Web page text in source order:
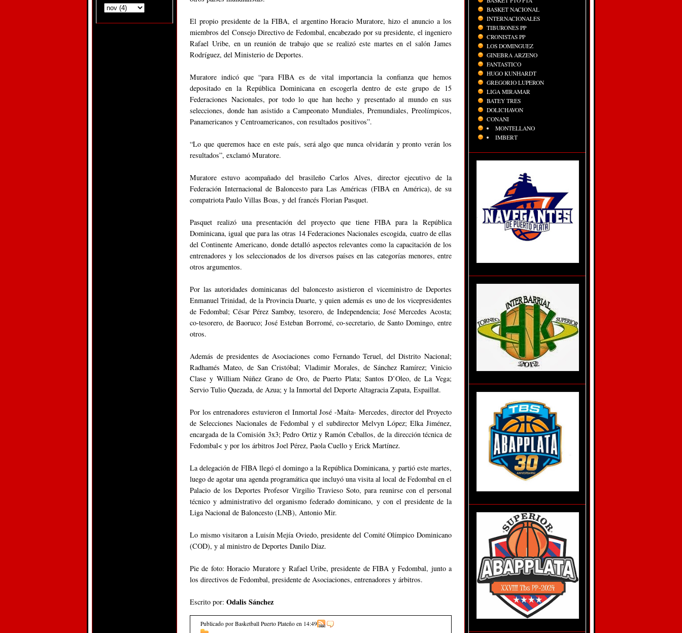
El propio presidente de la FIBA, el argentino Horacio Muratore, hizo el anuncio a los
miembros del Consejo Directivo de Fedombal, encabezado por su presidente, el ingeniero
Rafael Uribe, en un reunión de trabajo que se realizó este martes en el salón James
Rodríguez, del Ministerio de Deportes.
Muratore indicó que “para FIBA es de vital importancia la confianza que hemos
depositado en la República Dominicana en escogerla dentro de este grupo de 15
Federaciones Nacionales, por todo lo que han hecho y presentado al mundo en sus
selecciones, donde han asistido a Campeonato Mundiales, Premundiales, Preolímpicos,
Panamericanos y Centroamericanos, con resultados positivos”.
“Lo que queremos hace en este país, será algo que nunca olvidarán y pronto verán los
resultados”, exclamó Muratore.
Muratore estuvo acompañado del brasileño Carlos Alves, director ejecutivo de la
Federación Internacional de Baloncesto para Las Américas (FIBA en América), de su
compatriota Paulo Villas Boas, y del francés Florian Pasquet.
Pasquet realizó una presentación del proyecto que tiene FIBA para la República
Dominicana, igual que para las otras 14 Federaciones Nacionales escogida, cuatro de ellas
del Continente Americano, donde detalló aspectos relevantes como la capacitación de los
entrenadores y los seleccionados de los diversos países en las categorías menores, entre
otros argumentos.
Por las autoridades dominicanas del baloncesto asistieron el viceministro de Deportes
Enmanuel Trinidad, de la Provincia Duarte, y quien además es uno de los vicepresidentes
de Fedombal; César Pérez Samboy, tesorero, de Independencia; José Mercedes Acosta;
co-tesorero, de Baoruco; José Esteban Borromé, co-secretario, de Santo Domingo, entre
otros.
Además de presidentes de Asociaciones como Fernando Teruel, del Distrito Nacional;
Radhamés Mateo, de San Cristóbal; Vladimir Morales, de Sánchez Ramírez; Vinicio
Clase y William Núñez Grano de Oro, de Puerto Plata; Santos D’Oleo, de La Vega;
Servio Tulio Quezada, de Azua; y la Inmortal del Deporte Altagracia Zapata, Espaillat.
Por los entrenadores estuvieron el Inmortal José -Maíta- Mercedes, director del Proyecto
de Selecciones Nacionales de Fedombal y el subdirector Melvyn López; Elka Jiménez,
encargada de la Comisión 3x3; Pedro Ortiz y Ramón Ceballos, de la dirección técnica de
Fedombal< y por los árbitros Joel Pérez, Paola Cuello y Erick Martínez.
La delegación de FIBA llegó el domingo a la República Dominicana, y partió este martes,
luego de agotar una agenda programática que incluyó una visita al local de Fedombal en el
Palacio de los Deportes Profesor Virgilio Travieso Soto, para reunirse con el personal
técnico y administrativo del organismo federado dominicano, y con el presidente de la
Liga Nacional de Baloncesto (LNB), Antonio Mir.
Lo mismo visitaron a Luisín Mejía Oviedo, presidente del Comité Olímpico Dominicano
(COD), y al ministro de Deportes Danilo Díaz.
Pie de foto: Horacio Muratore y Rafael Uribe, presidente de FIBA y Fedombal, junto a
los directivos de Fedombal, presidente de Asociaciones, entrenadores y árbitros.
Escrito por: Odalis Sánchez
Publicado por Basketball Puerto Plateño en 14:49
BASKET NACIONAL
INTERNACIONALES
TIBURONES PP
CRONISTAS PP
LOS DOMINGUEZ
GINEBRA ARZENO
FANTASTICO
HUGO KUNHARDT
GREGORIO LUPERON
LIGA MIRAMAR
BATEY TRES
DOLICHAVON
CONANI
MONTELLANO
IMBERT